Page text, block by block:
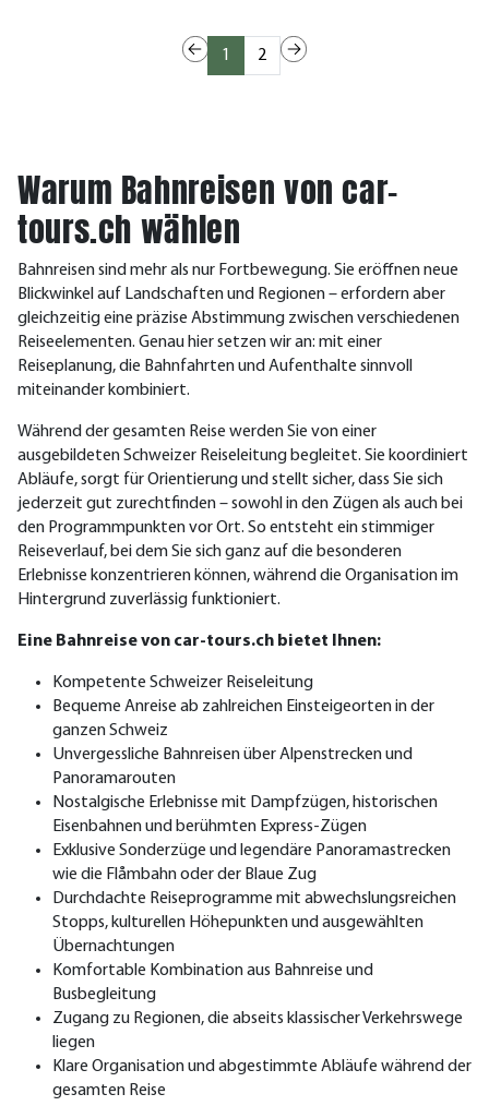
1 2
Warum Bahnreisen von car-
tours.ch wählen
Bahnreisen sind mehr als nur Fortbewegung. Sie eröffnen neue
Blickwinkel auf Landschaften und Regionen – erfordern aber
gleichzeitig eine präzise Abstimmung zwischen verschiedenen
Reiseelementen. Genau hier setzen wir an: mit einer
Reiseplanung, die Bahnfahrten und Aufenthalte sinnvoll
miteinander kombiniert.
Während der gesamten Reise werden Sie von einer
ausgebildeten Schweizer Reiseleitung begleitet. Sie koordiniert
Abläufe, sorgt für Orientierung und stellt sicher, dass Sie sich
jederzeit gut zurechtfinden – sowohl in den Zügen als auch bei
den Programmpunkten vor Ort. So entsteht ein stimmiger
Reiseverlauf, bei dem Sie sich ganz auf die besonderen
Erlebnisse konzentrieren können, während die Organisation im
Hintergrund zuverlässig funktioniert.
Eine Bahnreise von car-tours.ch bietet Ihnen:
Kompetente Schweizer Reiseleitung
Bequeme Anreise ab zahlreichen Einsteigeorten in der
ganzen Schweiz
Unvergessliche Bahnreisen über Alpenstrecken und
Panoramarouten
Nostalgische Erlebnisse mit Dampfzügen, historischen
Eisenbahnen und berühmten Express-Zügen
Exklusive Sonderzüge und legendäre Panoramastrecken
wie die Flåmbahn oder der Blaue Zug
Durchdachte Reiseprogramme mit abwechslungsreichen
Stopps, kulturellen Höhepunkten und ausgewählten
Übernachtungen
Komfortable Kombination aus Bahnreise und
Busbegleitung
Zugang zu Regionen, die abseits klassischer Verkehrswege
liegen
Klare Organisation und abgestimmte Abläufe während der
gesamten Reise